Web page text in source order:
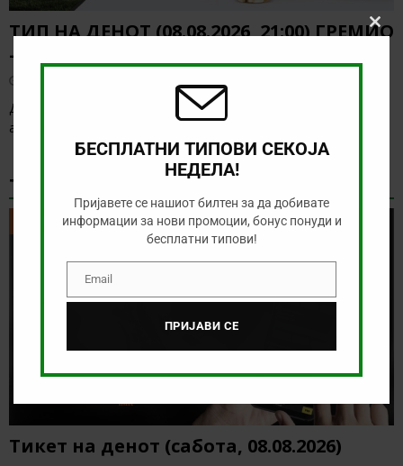
ТИП НА ДЕНОТ (08.08.2026, 21:00) ГРЕМИО
– САО ПАОЛО
Денес нема голема понуда за обложување, а ние ќе го
анализираме дуелот од бразилското првенство
ТИКЕТ НА ДЕНОТ
ТИКЕТ НА ДЕНОТ
Тикет на денот (сабота, 08.08.2026)
Close
БЕСПЛАТНИ ТИПОВИ СЕКОЈА
НЕДЕЛА!
Пријавете се нашиот билтен за да добивате
информации за нови промоции, бонус понуди и
бесплатни типови!
EmailEmail
ПРИЈАВИ СЕ